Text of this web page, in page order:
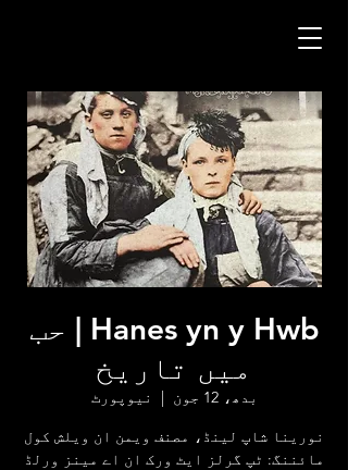
Hanes yn y Hwb | حب
میں تاریخ
بدھ، 12 جون
  |
نیوپورٹ
نورینا شاپ لینڈ، مصنف ویمن ان ویلش کول
مائننگ: ٹپ گرلز ایٹ ورک ان اے مینز ورلڈ